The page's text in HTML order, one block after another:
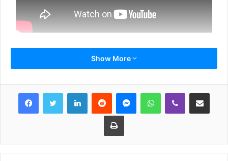
Show More
LinkedInReddit MessengerWhatsAppViber Share via Email
Print